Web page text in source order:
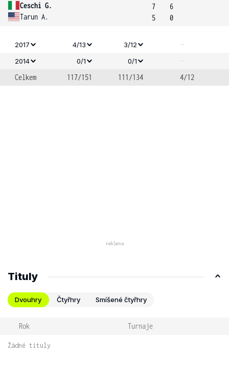
Ceschi G.
Tarun A.
7
5
6
0
2017 4/13 3/12 -
2014 0/1 0/1
-
Celkem
117/151 111/134 4/12
Tituly
Dvouhry Čtyřhry Smíšené čtyřhry
Rok Turnaje
Žádné tituly